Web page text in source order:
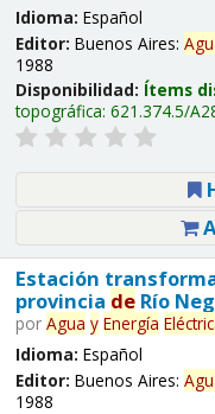
Idioma: Español
Editor: Buenos Aires:
1988
Disponibilidad: Ítems
topográfica: 621.374.5/
Estación
provincia deRío
por Agua y Energía
Idioma: Español
Editor: Buenos Aires:
1988